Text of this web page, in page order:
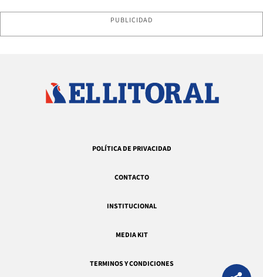
PUBLICIDAD
POLÍTICA DE PRIVACIDAD
CONTACTO
INSTITUCIONAL
MEDIA KIT
TERMINOS Y CONDICIONES